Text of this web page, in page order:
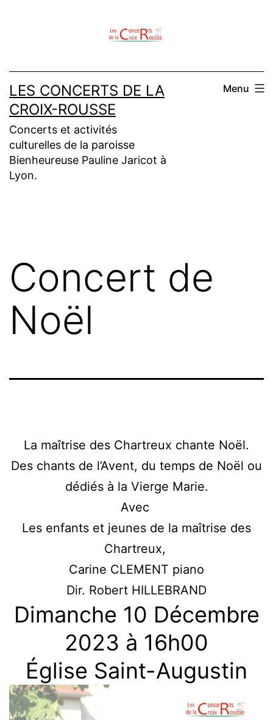
LES CONCERTS DE LA
CROIX-ROUSSE
Concerts et activités
culturelles de la paroisse
Bienheureuse Pauline Jaricot à
Lyon.
Menu
Concert de
Noël
La maîtrise des Chartreux chante Noël.
Des chants de l’Avent, du temps de Noël ou
dédiés à la Vierge Marie.
Avec
Les enfants et jeunes de la maîtrise des
Chartreux,
Carine CLEMENT piano
Dir. Robert HILLEBRAND
Dimanche 10 Décembre
2023 à 16h00
Église Saint-Augustin